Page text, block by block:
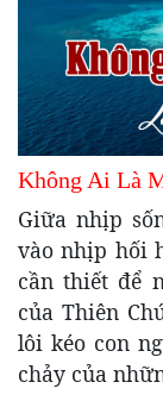
Không Ai Là
Giữa nhịp
vào nhịp hối
cần thiết để
của Thiên
lôi kéo con
chảy của